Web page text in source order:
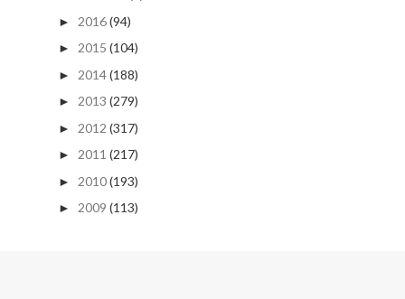
► 2016(94)
► 2015 (104)
► 2014(188)
► 2013 (279)
► 2012 (317)
► 2011 (217)
► 2010(193)
► 2009 (113)